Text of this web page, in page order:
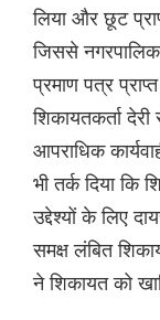
लिया और छूट
जिससे
प्रमाण पत्र
शिकायतकर्ता
आपराधिक
भी तर्क दिया कि
उद्देश्यों के लिए
समक्ष लंबित
ने शिकायत को